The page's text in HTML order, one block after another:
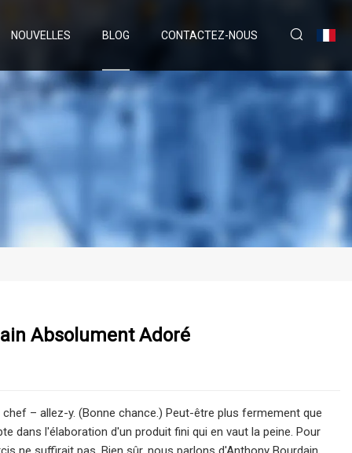
NOUVELLES BLOG CONTACTEZ-NOUS
Absolument Adoré
– allez-y. (Bonne chance.) Peut-être plus fermement que
dans l'élaboration d'un produit fini qui en vaut la peine. Pour